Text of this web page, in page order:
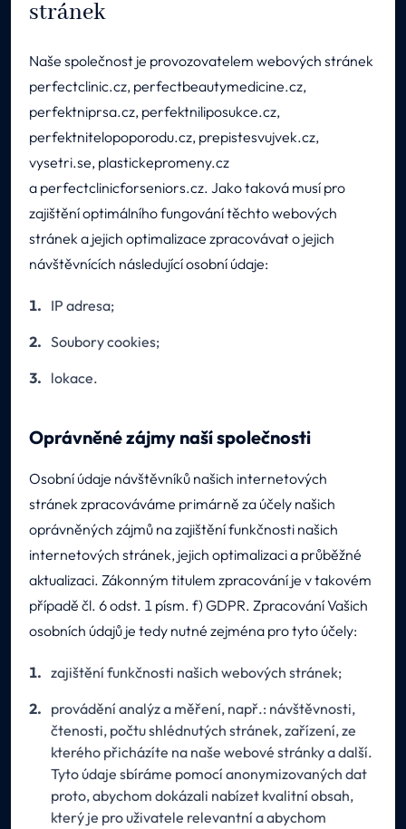
stránek
Naše společnost je provozovatelem webových stránek
perfectclinic.cz, perfectbeautymedicine.cz,
perfektniprsa.cz, perfektniliposukce.cz,
perfektnitelopoporodu.cz, prepistesvujvek.cz,
vysetri.se, plastickepromeny.cz
a perfectclinicforseniors.cz. Jako taková musí pro
zajištění optimálního fungování těchto webových
stránek a jejich optimalizace zpracovávat o jejich
návštěvnících následující osobní údaje:
IP adresa;
Soubory cookies;
lokace.
Oprávněné zájmy naší společnosti
Osobní údaje návštěvníků našich internetových
stránek zpracováváme primárně za účely našich
oprávněných zájmů na zajištění funkčnosti našich
internetových stránek, jejich optimalizaci a průběžné
aktualizaci. Zákonným titulem zpracování je v takovém
případě čl. 6 odst. 1 písm. f) GDPR. Zpracování Vašich
osobních údajů je tedy nutné zejména pro tyto účely:
zajištění funkčnosti našich webových stránek;
provádění analýz a měření, např.: návštěvnosti,
čtenosti, počtu shlédnutých stránek, zařízení, ze
kterého přicházíte na naše webové stránky a další.
Tyto údaje sbíráme pomocí anonymizovaných dat
proto, abychom dokázali nabízet kvalitní obsah,
který je pro uživatele relevantní a abychom